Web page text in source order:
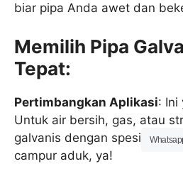
biar pipa Anda awet dan
Memilih Pipa
Tepat:
Pertimbangkan Aplikasi: Ini
Untuk air bersih, gas, atau
galvanis dengan spesifikasi
campur aduk, ya!